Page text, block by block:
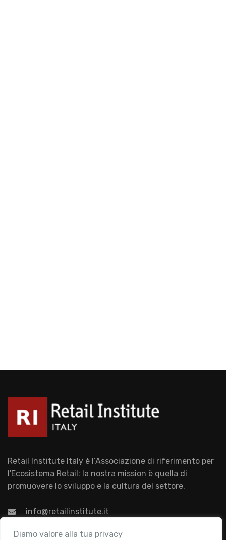
Diamo valore alla tua privacy
Retail Institute Italy è l’Associazione di riferimento per
l'Ecosistema Retail: la nostra mission è quella di
promuovere lo sviluppo e la cultura del settore.
info@retailinstitute.it
Associazione